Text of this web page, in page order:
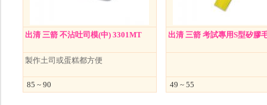
出清 三箭 不沾吐司模(中) 3301MT
製作土司或蛋糕都方便
85 ~ 90
出清 三箭 考試專用S型矽膠
49 ~ 55